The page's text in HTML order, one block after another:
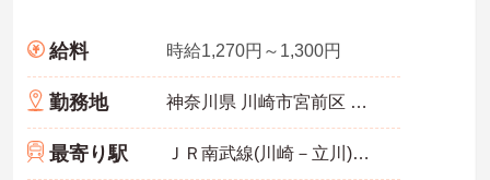
給料 時給1,270円～1,300円
勤務地 神奈川県 川崎市宮前区 野川本町3-17-10
最寄り駅 ＪＲ南武線(川崎－立川)「武蔵小杉駅」バス・車20分